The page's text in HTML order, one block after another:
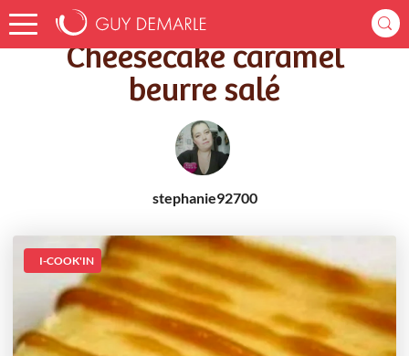
Accueil Recettes Cheesecake caramel beurre salé
Cheesecake caramel
beurre salé
stephanie92700
I-COOK'IN